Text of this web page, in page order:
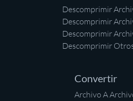
Descomprimir
Descomprimir
Descomprimir
Descomprimir
Convertir
Archivo A